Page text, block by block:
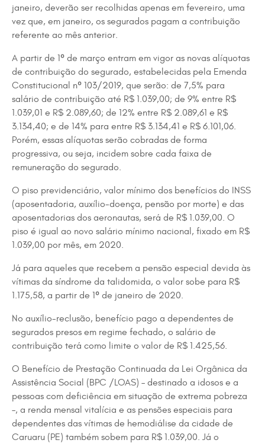
janeiro, deverão ser recolhidas apenas em fevereiro, uma
vez que, em janeiro, os segurados pagam a contribuição
referente ao mês anterior.
A partir de 1º de março entram em vigor as novas alíquotas
de contribuição do segurado, estabelecidas pela Emenda
Constitucional nº 103/2019, que serão: de 7,5% para
salário de contribuição até R$ 1.039,00; de 9% entre R$
1.039,01 e R$ 2.089,60; de 12% entre R$ 2.089,61 e R$
3.134,40; e de 14% para entre R$ 3.134,41 e R$ 6.101,06.
Porém, essas alíquotas serão cobradas de forma
progressiva, ou seja, incidem sobre cada faixa de
remuneração do segurado.
O piso previdenciário, valor mínimo dos benefícios do INSS
(aposentadoria, auxílio-doença, pensão por morte) e das
aposentadorias dos aeronautas, será de R$ 1.039,00. O
piso é igual ao novo salário mínimo nacional, fixado em R$
1.039,00 por mês, em 2020.
Já para aqueles que recebem a pensão especial devida às
vítimas da síndrome da talidomida, o valor sobe para R$
1.175,58, a partir de 1º de janeiro de 2020.
No auxílio-reclusão, benefício pago a dependentes de
segurados presos em regime fechado, o salário de
contribuição terá como limite o valor de R$ 1.425,56.
O Benefício de Prestação Continuada da Lei Orgânica da
Assistência Social (BPC /LOAS) – destinado a idosos e a
pessoas com deficiência em situação de extrema pobreza
–, a renda mensal vitalícia e as pensões especiais para
dependentes das vítimas de hemodiálise da cidade de
Caruaru (PE) também sobem para R$ 1.039,00. Já o